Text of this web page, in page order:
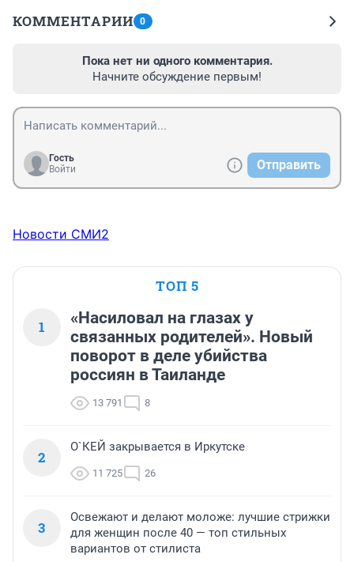
КОММЕНТАРИИ 0
Пока нет ни одного комментария.
Начните обсуждение первым!
Гость
Войти
Отправить
Новости СМИ2
ТОП 5
1
«Насиловал на глазах у
связанных родителей». Новый
поворот в деле убийства
россиян в Таиланде
13 791 8
2
О`КЕЙ закрывается в Иркутске
11 725 26
3
Освежают и делают моложе: лучшие стрижки
для женщин после 40 — топ стильных
вариантов от стилиста